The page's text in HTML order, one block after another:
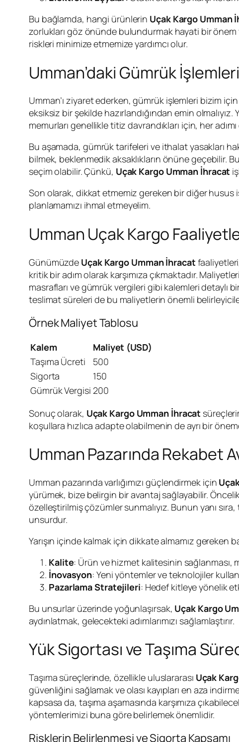
Bu bağlamda, hangi ürünlerin Uçak Kargo Umman
zorlukları göz önünde bulundurmak hayati bir önem
riskleri minimize etmemize yardımcı olur.
Umman’daki Gümrük
Umman’ı ziyaret ederken, gümrük işlemleri bizim
eksiksiz bir şekilde hazırlandığından emin
memurları genellikle titiz davrandıkları için, her
Bu aşamada, gümrük tarifeleri ve ithalat yasakları
bilmek, beklenmedik aksaklıkların önüne geçebilir.
seçim olabilir. Çünkü, Uçak Kargo Umman İhracat
Son olarak, dikkat etmemiz gereken bir diğer husus
planlamamızı ihmal etmeyelim.
Umman Uçak Kargo
Günümüzde Uçak Kargo Umman İhracat
kritik bir adım olarak karşımıza çıkmaktadır.
masrafları ve gümrük vergileri gibi kalemleri detaylı
teslimat süreleri de bu maliyetlerin önemli
Örnek Maliyet Tablosu
Kalem
Maliyet (USD)
Taşıma Ücreti
500
Sigorta
150
Gümrük Vergisi 200
Sonuç olarak, Uçak Kargo Umman İhracat
koşullara hızlıca adapte olabilmenin de ayrı bir
Umman Pazarında Rekabet
Umman pazarında varlığımızı güçlendirmek için
yürümek, bize belirgin bir avantaj sağlayabilir.
özelleştirilmiş çözümler sunmalıyız. Bunun yanı
unsurdur.
Yarışın içinde kalmak için dikkate almamız gereken
Kalite: Ürün ve hizmet kalitesinin sağlanması,
İnovasyon: Yeni yöntemler ve teknolojiler
Pazarlama Stratejileri: Hedef kitleye yönelik
Bu unsurlar üzerinde yoğunlaşırsak, Uçak Kargo
aydınlatmak, gelecekteki adımlarımızı sağlamlaştırır.
Yük Sigortası ve Taşıma
Taşıma süreçlerinde, özellikle uluslararası Uçak
güvenliğini sağlamak ve olası kayıpları en aza
kapsasa da, taşıma aşamasında karşımıza
yöntemlerimizi buna göre belirlemek önemlidir.
Risklerin Belirlenmesi ve Sigorta Kapsamı